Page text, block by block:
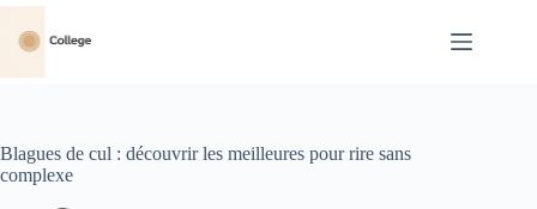
Passer
contenu
Blagues de cul : découvrir les meilleures pour rire sans
complexe